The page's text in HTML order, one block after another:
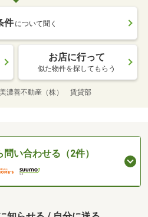
件 について聞く
お店に行って
似た物件を探してもらう
美濃善不動産（株） 賃貸部
い合わせる（2件）